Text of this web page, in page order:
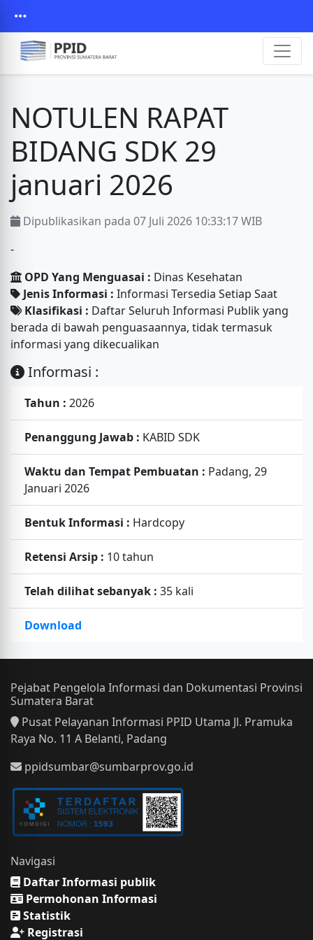
NOTULEN RAPAT
BIDANG SDK 29
januari 2026
Dipublikasikan pada 07 Juli 2026 10:33:17 WIB
-
OPD Yang Menguasai : Dinas Kesehatan
Jenis Informasi : Informasi Tersedia Setiap Saat
Klasifikasi : Daftar Seluruh Informasi Publik yang
berada di bawah penguasaannya, tidak termasuk
informasi yang dikecualikan
Informasi :
Tahun : 2026
Penanggung Jawab : KABID SDK
Waktu dan Tempat Pembuatan : Padang, 29
Januari 2026
Bentuk Informasi : Hardcopy
Retensi Arsip : 10 tahun
Telah dilihat sebanyak : 35 kali
Download
Pejabat Pengelola Informasi dan Dokumentasi Provinsi
Sumatera Barat
Pusat Pelayanan Informasi PPID Utama Jl. Pramuka
Raya No. 11 A Belanti, Padang
ppidsumbar@sumbarprov.go.id
Navigasi
Daftar Informasi publik
Permohonan Informasi
Statistik
Registrasi